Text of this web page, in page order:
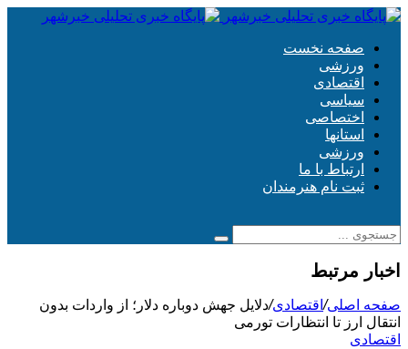
صفحه نخست
ورزشی
اقتصادی
سیاسی
اختصاصی
استانها
ورزشی
ارتباط با ما
ثبت نام هنرمندان
اخبار مرتبط
صفحه اصلی/اقتصادی/دلایل جهش دوباره دلار؛ از واردات بدون
انتقال ارز تا انتظارات تورمی
اقتصادی